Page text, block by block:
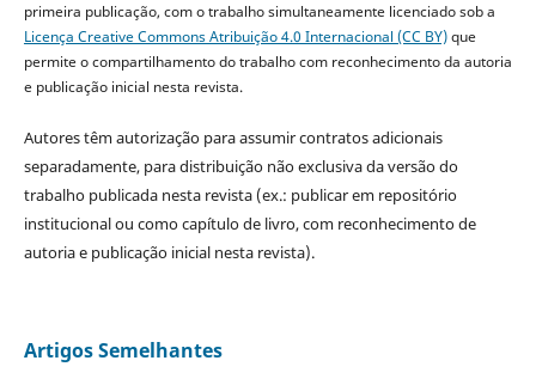
primeira publicação, com o trabalho simultaneamente licenciado sob a
Licença Creative Commons Atribuição 4.0 Internacional (CC BY)que
permite o compartilhamento do trabalho com reconhecimento da autoria
e publicação inicial nesta revista.
Autores têm autorização para assumir contratos adicionais
separadamente, para distribuição não exclusiva da versão do
trabalho publicada nesta revista (ex.: publicar em repositório
institucional ou como capítulo de livro, com reconhecimento de
autoria e publicação inicial nesta revista).
Artigos Semelhantes